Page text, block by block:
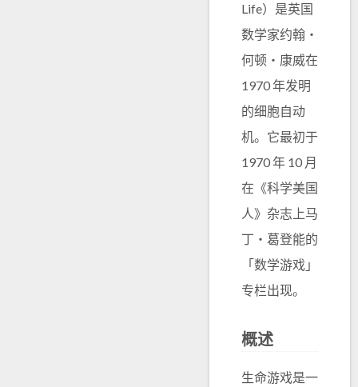
Life）是英国
数学家约翰・
何顿・康威在
1970 年发明
的细胞自动
机。它最初于
1970 年 10 月
在《科学美国
人》杂志上马
丁・葛登能的
「数学游戏」
专栏出现。
概述
生命游戏是一